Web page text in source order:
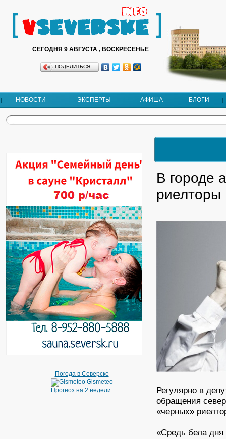
СЕГОДНЯ 9 АВГУСТА , ВОСКРЕСЕНЬЕ
ПОДЕЛИТЬСЯ…
НОВОСТИ ЭКСПЕРТЫ АФИША БЛОГИ
Погода в Северске
Gismeteo
Прогноз на 2 недели
В городе
риелторы
Регулярно в
обращения
«черных»
«Средь бела